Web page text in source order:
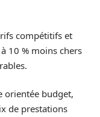
compétitifs et
10 % moins chers
orientée budget,
de prestations